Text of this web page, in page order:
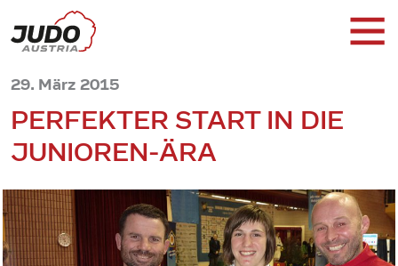
29. März 2015
PERFEKTER START IN DIE
JUNIOREN-ÄRA